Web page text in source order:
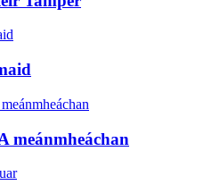
meánmheáchan